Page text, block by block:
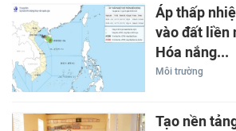
Áp thấp
vào đất liền
Hóa nắng...
Môi trường
Tạo nền